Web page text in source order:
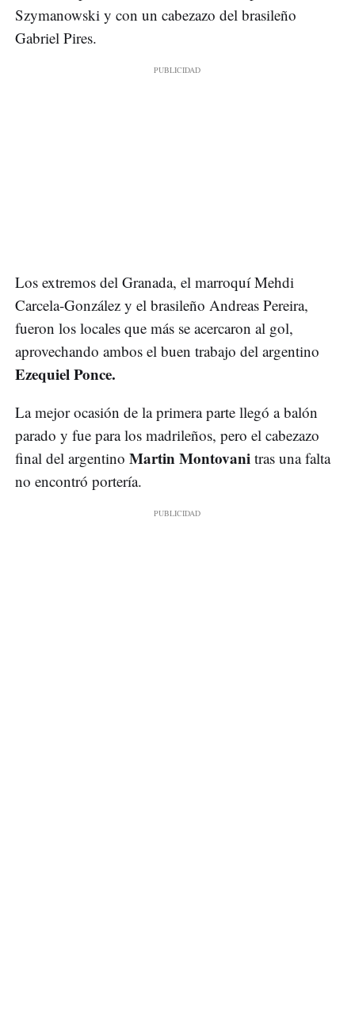
Szymanowski y con un cabezazo del brasileño
Gabriel Pires.
Los extremos del Granada, el marroquí Mehdi
Carcela-González y el brasileño Andreas Pereira,
fueron los locales que más se acercaron al gol,
aprovechando ambos el buen trabajo del argentino
Ezequiel Ponce.
La mejor ocasión de la primera parte llegó a balón
parado y fue para los madrileños, pero el cabezazo
final del argentino Martin Montovani tras una falta
no encontró portería.